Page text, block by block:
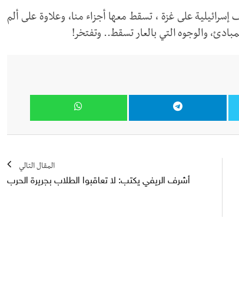
على غزة ، تسقط معها أجزاء منا، وعلاوة على ألم
والوجوه التي بالعار تسقط.. وتفتخر!
المقال التالي
أشرف الريفي يكتب: لا تعاقبوا الطلاب بجريرة الحرب